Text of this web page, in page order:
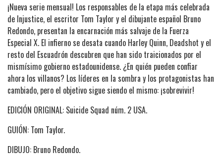
¡Nueva serie mensual! Los responsables de la etapa más celebrada
de Injustice, el escritor Tom Taylor y el dibujante español Bruno
Redondo, presentan la encarnación más salvaje de la Fuerza
Especial X. El infierno se desata cuando Harley Quinn, Deadshot y el
resto del Escuadrón descubren que han sido traicionados por el
mismísimo gobierno estadounidense. ¿En quién pueden confiar
ahora los villanos? Los líderes en la sombra y los protagonistas han
cambiado, pero el objetivo sigue siendo el mismo: ¡sobrevivir!
EDICIÓN ORIGINAL: Suicide Squad núm. 2 USA.
GUIÓN: Tom Taylor.
DIBUJO: Bruno Redondo.